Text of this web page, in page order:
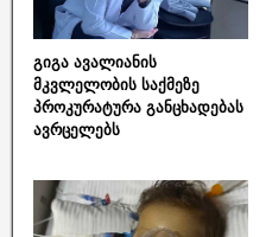
გიგა ავალიანის
მკვლელობის საქმეზე
პროკურატურა განცხადებას
ავრცელებს